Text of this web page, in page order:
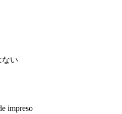
ない
impreso